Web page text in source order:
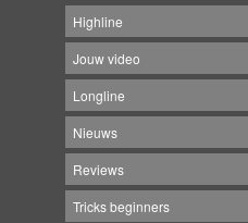
Highline
Jouw video
Longline
Nieuws
Reviews
Tricks beginners